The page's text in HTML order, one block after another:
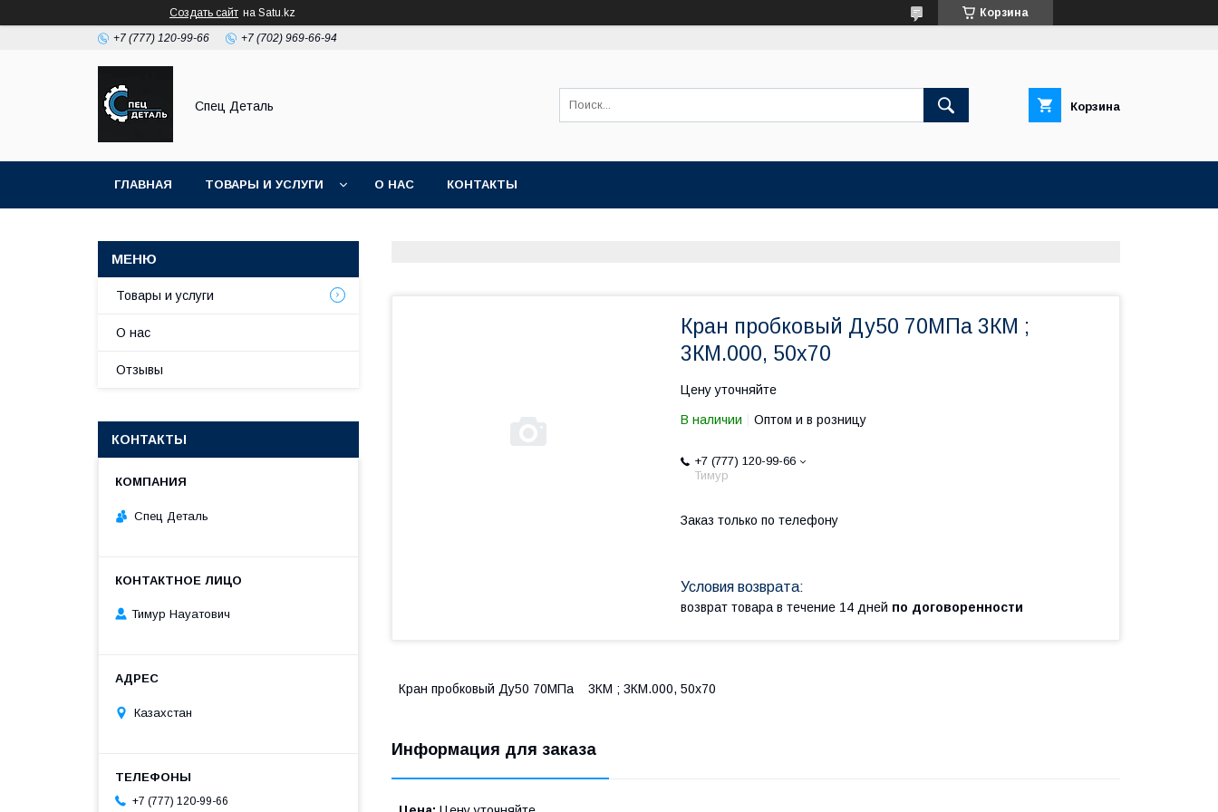
Создать сайт на Satu.kz Корзина
+7 (777) 120-99-66 +7 (702) 969-66-94
Спец Деталь Корзина
ГЛАВНАЯ ТОВАРЫ И УСЛУГИ О НАС КОНТАКТЫ
Кран пробковый Ду50 70МПа 3КМ ;
3КМ.000, 50х70
Цену уточняйте
В наличии Оптом и в розницу
+7 (777) 120-99-66
Тимур
Заказ только по телефону
возврат товара в течение 14 дней по договоренности
Кран пробковый Ду50 70МПа 3КМ ; 3КМ.000, 50х70
Информация для заказа
Товары и услуги
О нас
Отзывы
КОНТАКТЫ
Спец Деталь
Тимур Науатович
Казахстан
+7 (777) 120-99-66